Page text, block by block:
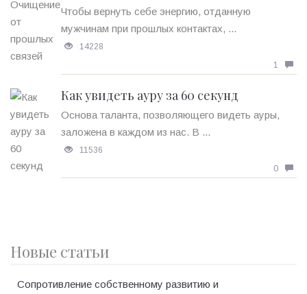
Чтобы вернуть себе энергию, отданную
мужчинам при прошлых контактах, ...
14228
1
Как увидеть ауру за 60 секунд
Основа таланта, позволяющего видеть ауры,
заложена в каждом из нас. В ...
11536
0
Новые статьи
Сопротивление собственному развитию и